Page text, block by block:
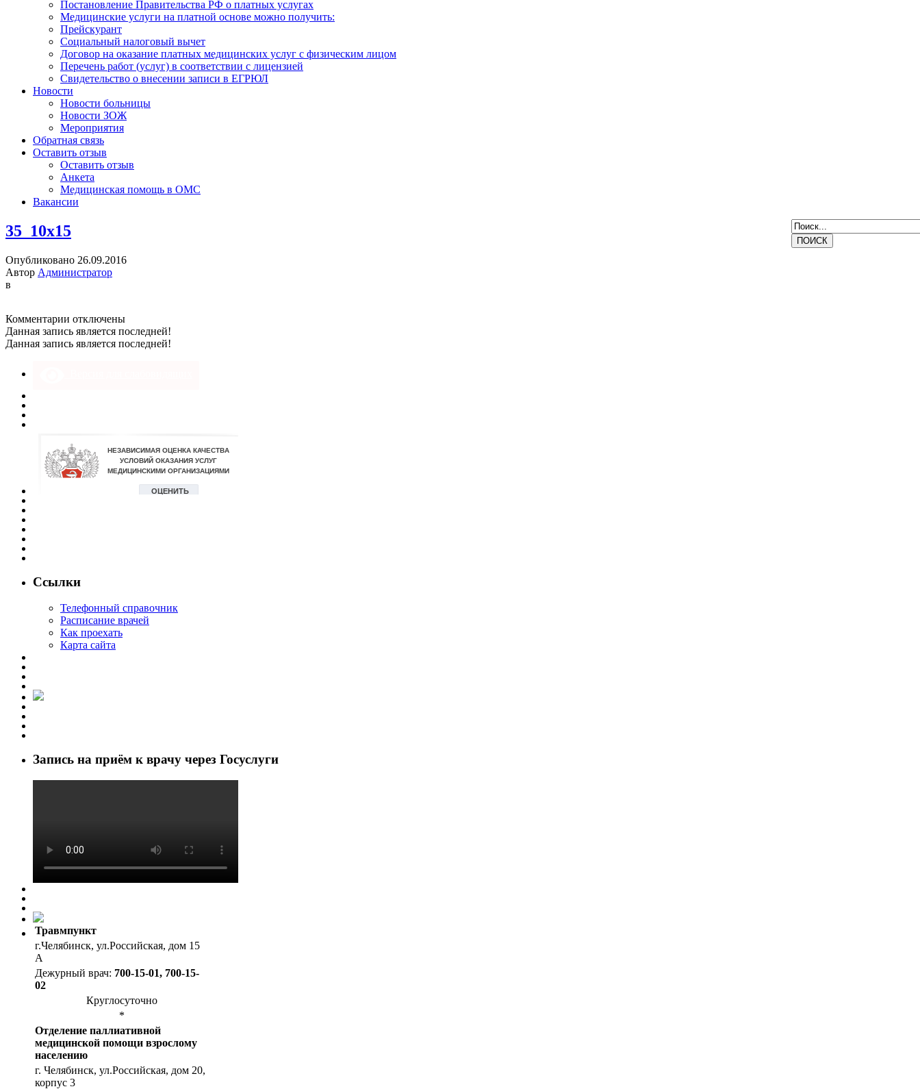
Постановление Правительства РФ о платных услугах
Медицинские услуги на платной основе можно получить:
Прейскурант
Социальный налоговый вычет
Договор на оказание платных медицинских услуг с физическим лицом
Перечень работ (услуг) в соответствии с лицензией
Свидетельство о внесении записи в ЕГРЮЛ
Новости
Новости больницы
Новости ЗОЖ
Мероприятия
Обратная связь
Оставить отзыв
Оставить отзыв
Анкета
Медицинская помощь в ОМС
Вакансии
35_10x15
Опубликовано 26.09.2016
Автор Администратор
в
Комментарии к
записи
35_10x15
отключены
Данная запись является последней!
Данная запись является последней!
Ссылки
Телефонный справочник
Расписание врачей
Как проехать
Карта сайта
Запись на приём к врачу через Госуслуги
Травмпункт
г.Челябинск, ул.Российская, дом 15
А
Дежурный врач: 700-15-01, 700-15-
02
Круглосуточно
*
Отделение паллиативной
медицинской помощи взрослому
населению
г. Челябинск, ул.Российская, дом 20,
корпус 3